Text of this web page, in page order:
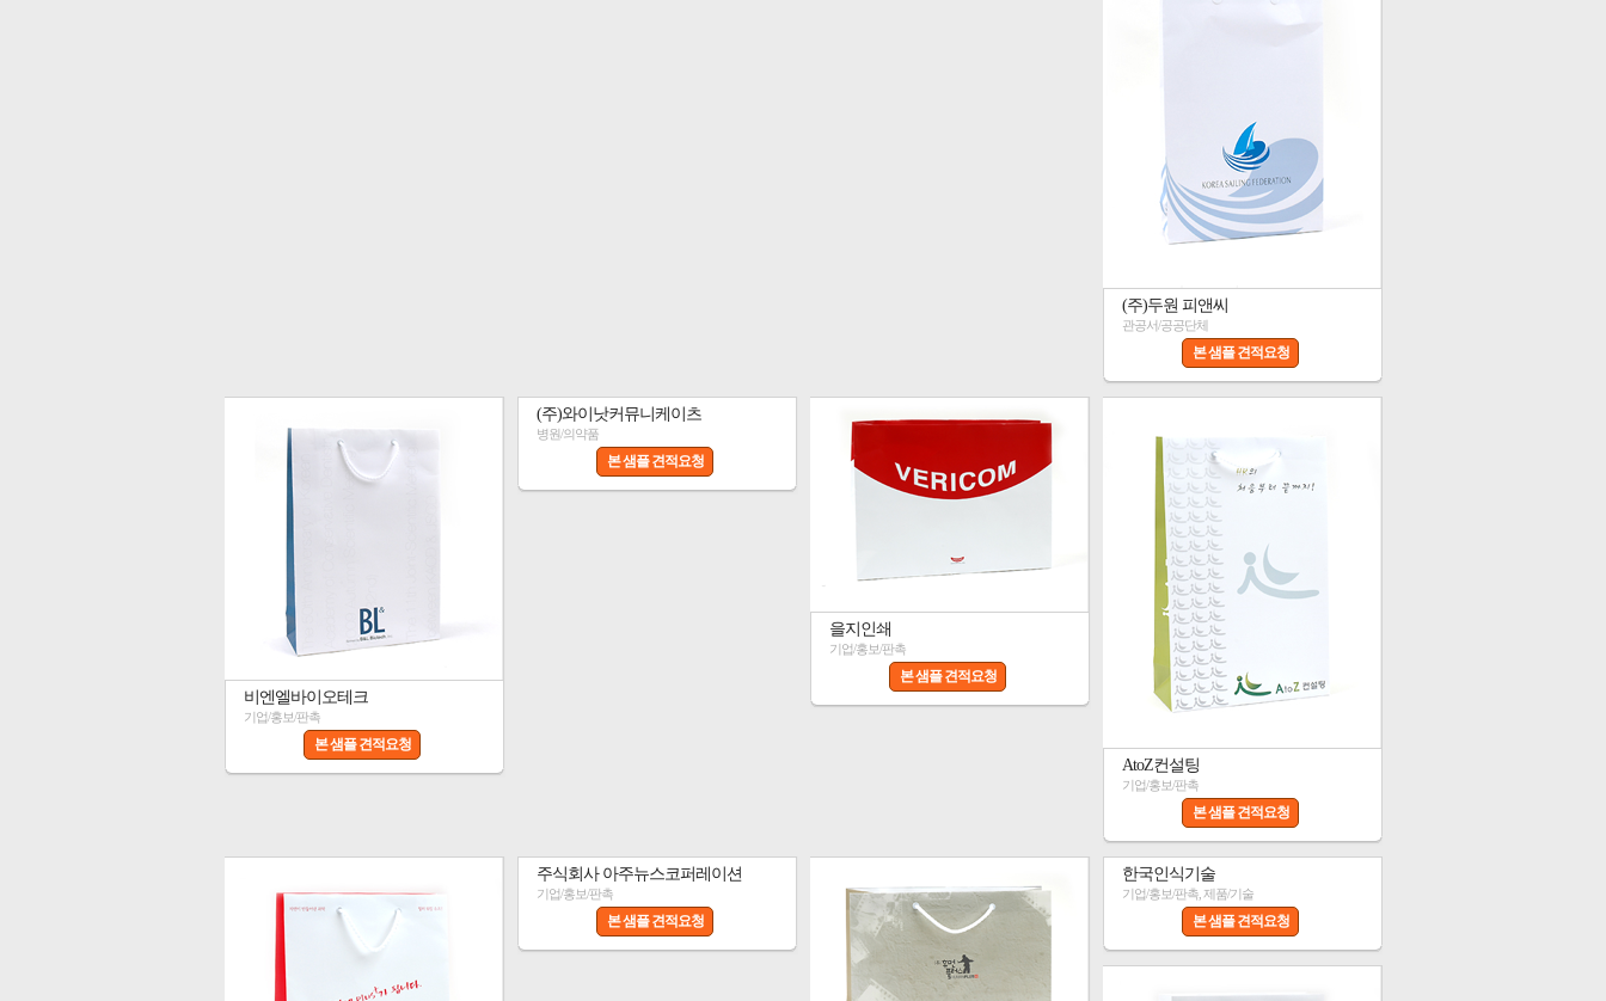
(주)두원 피앤씨
관공서/공공단체
본 샘플 견적요청
비엔엘바이오테크
기업/홍보/판촉
본 샘플 견적요청
(주)와이낫커뮤니케이츠
병원/의약품
본 샘플 견적요청
을지인쇄
기업/홍보/판촉
본 샘플 견적요청
AtoZ컨설팅
기업/홍보/판촉
본 샘플 견적요청
주식회사 아주뉴스코퍼레이션
기업/홍보/판촉
본 샘플 견적요청
한국인식기술
기업/홍보/판촉, 제품/기술
본 샘플 견적요청